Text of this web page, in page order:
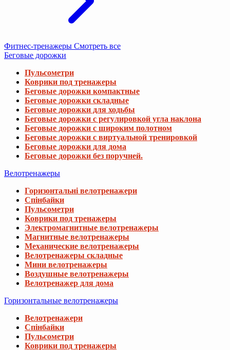
Фитнес-тренажеры Смотреть все
Беговые дорожки
Пульсометри
Коврики под тренажеры
Беговые дорожки компактные
Беговые дорожки складные
Беговые дорожки для ходьбы
Беговые дорожки с регулировкой угла наклона
Беговые дорожки с широким полотном
Беговые дорожки с виртуальной тренировкой
Беговые дорожки для дома
Беговые дорожки без поручней.
Велотренажеры
Горизонтальні велотренажери
Спінбайки
Пульсометри
Коврики под тренажеры
Электромагнитные велотренажеры
Магнитные велотренажеры
Механические велотренажеры
Велотренажеры складные
Мини велотренажеры
Воздушные велотренажеры
Велотренажер для дома
Горизонтальные велотренажеры
Велотренажери
Спінбайки
Пульсометри
Коврики под тренажеры